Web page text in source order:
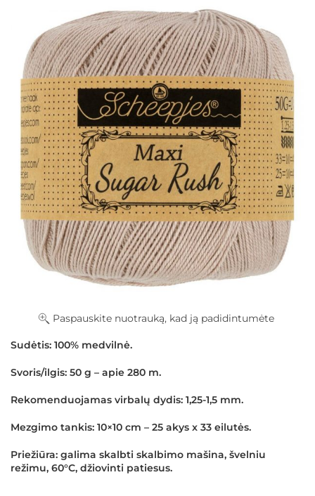
Paspauskite nuotrauką, kad ją padidintumėte
Sudėtis: 100% medvilnė.
Svoris/ilgis: 50 g – apie 280 m.
Rekomenduojamas virbalų dydis: 1,25-1,5 mm.
Mezgimo tankis: 10×10 cm – 25 akys x 33 eilutės.
Priežiūra: galima skalbti skalbimo mašina, švelniu
režimu, 60°C, džiovinti patiesus.